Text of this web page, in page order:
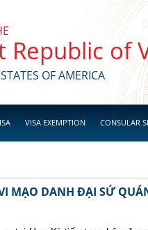
Republic of
OF AMERICA
VISA EXEMPTION CONSULAR
MẠO DANH ĐẠI SỨ